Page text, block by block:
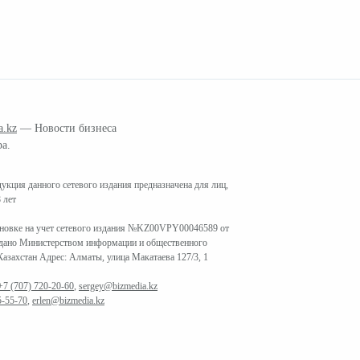
— Новости бизнеса
данного сетевого издания предназначена для лиц,
лет
на учет сетевого издания №KZ00VPY00046589 от
Министерством информации и общественного
Адрес: Алматы, улица Макатаева 127/3, 1
(707) 720-20-60 sergey@bizmedia.kz
55-70 erlen@bizmedia.kz